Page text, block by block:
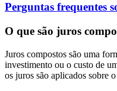
Perguntas frequentes
O que são juros
Juros compostos são uma
investimento ou o custo de
os juros são aplicados sobre